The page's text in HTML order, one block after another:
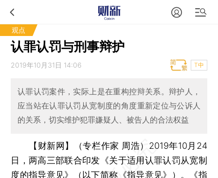
观点
认罪认罚与刑事辩护
2019年10月31日 14:06 T中
认罪认罚案件，实际上是在重构控辩关系。辩护人，
应当站在认罪认罚从宽制度的角度重新定位与公诉人
的关系，切实维护犯罪嫌疑人、被告人的合法权益
【财新网】（专栏作家 周浩） 2019年10月24
日，两高三部联合印发《关于适用认罪认罚从宽制
度的指导意见》（以下简称《指导意见》）。《指